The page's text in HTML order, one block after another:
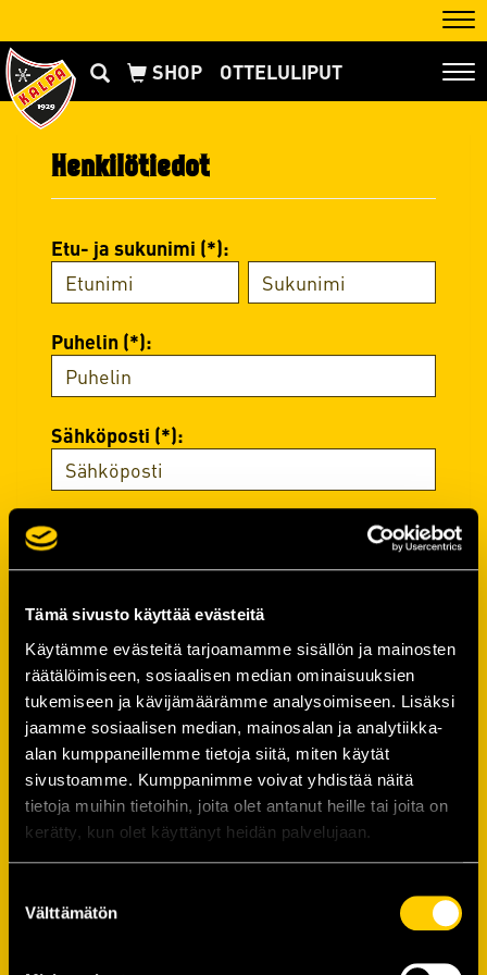
Tämä sivusto käyttää evästeitä
Käytämme evästeitä tarjoamamme sisällön ja mainosten
räätälöimiseen, sosiaalisen median ominaisuuksien
tukemiseen ja kävijämäärämme analysoimiseen. Lisäksi
jaamme sosiaalisen median, mainosalan ja analytiikka-
alan kumppaneillemme tietoja siitä, miten käytät
sivustoamme. Kumppanimme voivat yhdistää näitä
tietoja muihin tietoihin, joita olet antanut heille tai joita on
kerätty, kun olet käyttänyt heidän palvelujaan.
valinta
Välttämätön
OTTELULIPUT
Henkilötiedot
Etu- ja sukunimi (*):
Puhelin (*):
Sähköposti (*):
Salasana
Salasana (*):
Vahvista salasana (*):
Yhteystiedot
Katuosoite (*):